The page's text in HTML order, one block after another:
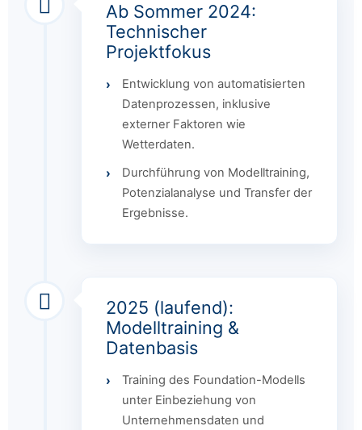
Ab Sommer 2024:
Technischer
Projektfokus
Entwicklung von automatisierten
Datenprozessen, inklusive
externer Faktoren wie
Wetterdaten.
Durchführung von Modelltraining,
Potenzialanalyse und Transfer der
Ergebnisse.
2025 (laufend):
Modelltraining &
Datenbasis
Training des Foundation-Modells
unter Einbeziehung von
Unternehmensdaten und